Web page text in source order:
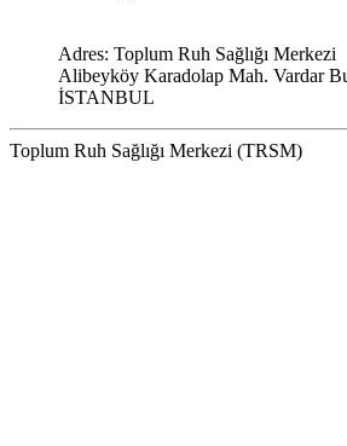
Adres: Toplum Ruh Sağlığı Merkezi
Alibeyköy Karadolap Mah. Vardar
İSTANBUL
Toplum Ruh Sağlığı Merkezi (TRSM)